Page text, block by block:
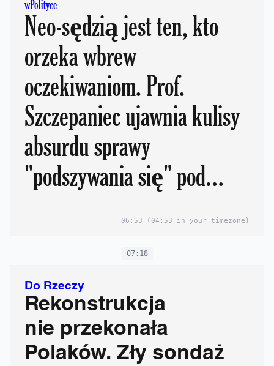
wPolityce
Neo-sędzią jest ten, kto
orzeka wbrew
oczekiwaniom. Prof.
Szczepaniec ujawnia kulisy
absurdu sprawy
"podszywania się" pod
06:53 (04:53 in your timezone)
07:18
Do Rzeczy
Rekonstrukcja
nie przekonała
Polaków. Zły sondaż